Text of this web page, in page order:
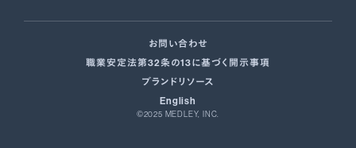
©2025 MEDLEY, INC.
お問い合わせ
職業安定法第32条の13に基づく開示事項
ブランドリソース
English